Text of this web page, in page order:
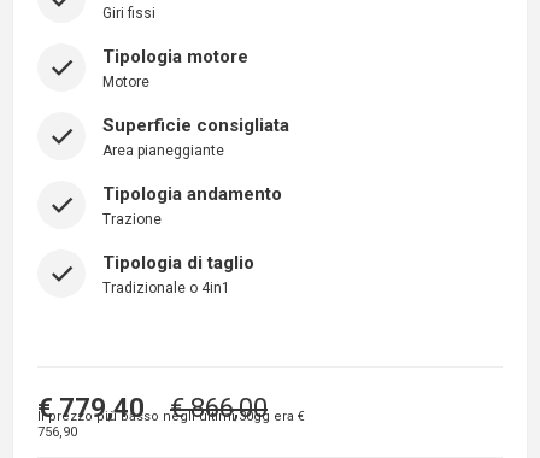
Giri fissi
Tipologia motore
Motore
Superficie consigliata
Area pianeggiante
Tipologia andamento
Trazione
Tipologia di taglio
Tradizionale o 4in1
€ 779,40
Il prezzo più basso negli ultimi 30gg era €
756,90
€ 866,00